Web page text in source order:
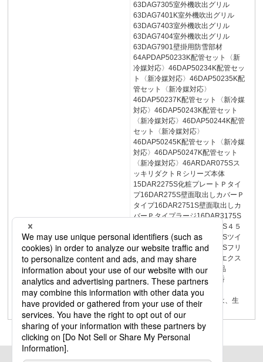
63DAG7305室外機吹出グリル
63DAG7401K室外機吹出グリル
63DAG7403室外機吹出グリル
63DAG7404室外機吹出グリル
63DAG7901壁掛用防雪部材
64APDAP50233K配管セット〈新
冷媒対応〉46DAP50234K配管セッ
ト〈新冷媒対応〉46DAP50235K配
管セット〈新冷媒対応〉
46DAP50237K配管セット〈新冷媒
対応〉46DAP50243K配管セット
〈新冷媒対応〉46DAP50244K配管
セット〈新冷媒対応〉
46DAP50245K配管セット〈新冷媒
対応〉46DAP50247K配管セット
〈新冷媒対応〉46ARDAR075Sス
ッキリダクトＲシリーズ本体
15DAR2275S化粧プレートＰタイ
プ16DAR275S壁面取出しカバーＰ
タイプ16DAR2751S壁面取出しカ
バーＰタイプラージ16DAR3175S
フラットエルボ17DAR3275S４５
フラットエルボ17DAR3375Sツイ
ストジョイント18DAR3975Sフリ
ージョイント18DAR4275Sエクス
ターナルエルボ17品番索引品
番品 名ページ品 番
品 名ページ品 番
品 名ページ橙色品番は、生
産終了品です。4